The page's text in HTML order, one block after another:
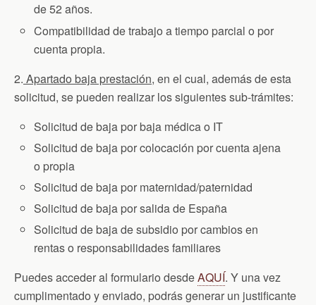
de 52 años.
Compatibilidad de trabajo a tiempo parcial o por
cuenta propia.
2. Apartado baja prestación, en el cual, además de esta
solicitud, se pueden realizar los siguientes sub-trámites:
Solicitud de baja por baja médica o IT
Solicitud de baja por colocación por cuenta ajena
o propia
Solicitud de baja por maternidad/paternidad
Solicitud de baja por salida de España
Solicitud de baja de subsidio por cambios en
rentas o responsabilidades familiares
Puedes acceder al formulario desdeAQUÍ. Y una vez
cumplimentado y enviado, podrás generar un justificante